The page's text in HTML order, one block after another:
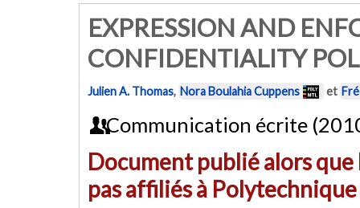
EXPRESSION AND
CONFIDENTIALITY
Julien A. Thomas, Nora Boulahia Cuppens et
Communication écrite
Document publié alors
pas affiliés à